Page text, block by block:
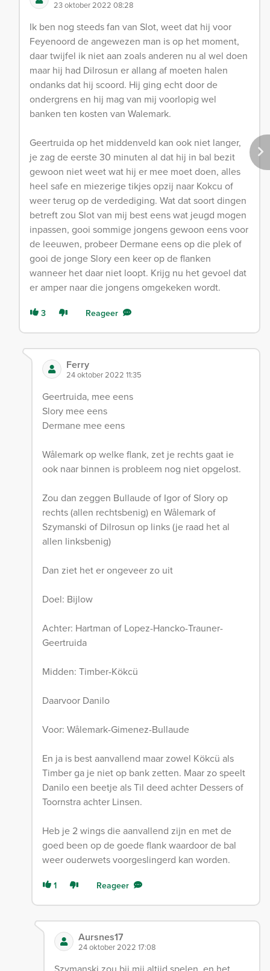
23 oktober 2022 08:28
Ik ben nog steeds fan van Slot, weet dat hij voor
Feyenoord de angewezen man is op het moment,
daar twijfel ik niet aan zoals anderen nu al wel doen
maar hij had Dilrosun er allang af moeten halen
ondanks dat hij scoord. Hij ging echt door de
ondergrens en hij mag van mij voorlopig wel
banken ten kosten van Walemark.
Geertruida op het middenveld kan ook niet langer,
je zag de eerste 30 minuten al dat hij in bal bezit
gewoon niet weet wat hij er mee moet doen, alles
heel safe en miezerige tikjes opzij naar Kokcu of
weer terug op de verdediging. Wat dat soort dingen
betreft zou Slot van mij best eens wat jeugd mogen
inpassen, gooi sommige jongens gewoon eens voor
de leeuwen, probeer Dermane eens op die plek of
gooi de jonge Slory een keer op de flanken
wanneer het daar niet loopt. Krijg nu het gevoel dat
er amper naar die jongens omgekeken wordt.
3 Reageer
Ferry
24 oktober 2022 11:35
Geertruida, mee eens
Slory mee eens
Dermane mee eens
Wålemark op welke flank, zet je rechts gaat ie
ook naar binnen is probleem nog niet opgelost.
Zou dan zeggen Bullaude of Igor of Slory op
rechts (allen rechtsbenig) en Wålemark of
Szymanski of Dilrosun op links (je raad het al
allen linksbenig)
Dan ziet het er ongeveer zo uit
Doel: Bijlow
Achter: Hartman of Lopez-Hancko-Trauner-
Geertruida
Midden: Timber-Kökcü
Daarvoor Danilo
Voor: Wålemark-Gimenez-Bullaude
En ja is best aanvallend maar zowel Kökcü als
Timber ga je niet op bank zetten. Maar zo speelt
Danilo een beetje als Til deed achter Dessers of
Toornstra achter Linsen.
Heb je 2 wings die aanvallend zijn en met de
goed been op de goede flank waardoor de bal
weer ouderwets voorgeslingerd kan worden.
1 Reageer
Aursnes17
24 oktober 2022 17:08